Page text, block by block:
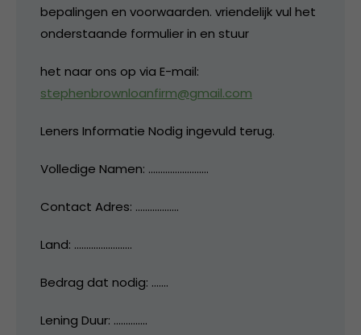
bepalingen en voorwaarden. vriendelijk vul het
onderstaande formulier in en stuur
het naar ons op via E-mail:
stephenbrownloanfirm@gmail.com
Leners Informatie Nodig ingevuld terug.
Volledige Namen: …………………….
Contact Adres: ………………
Land: ……………………
Bedrag dat nodig: …….
Lening Duur: …………..